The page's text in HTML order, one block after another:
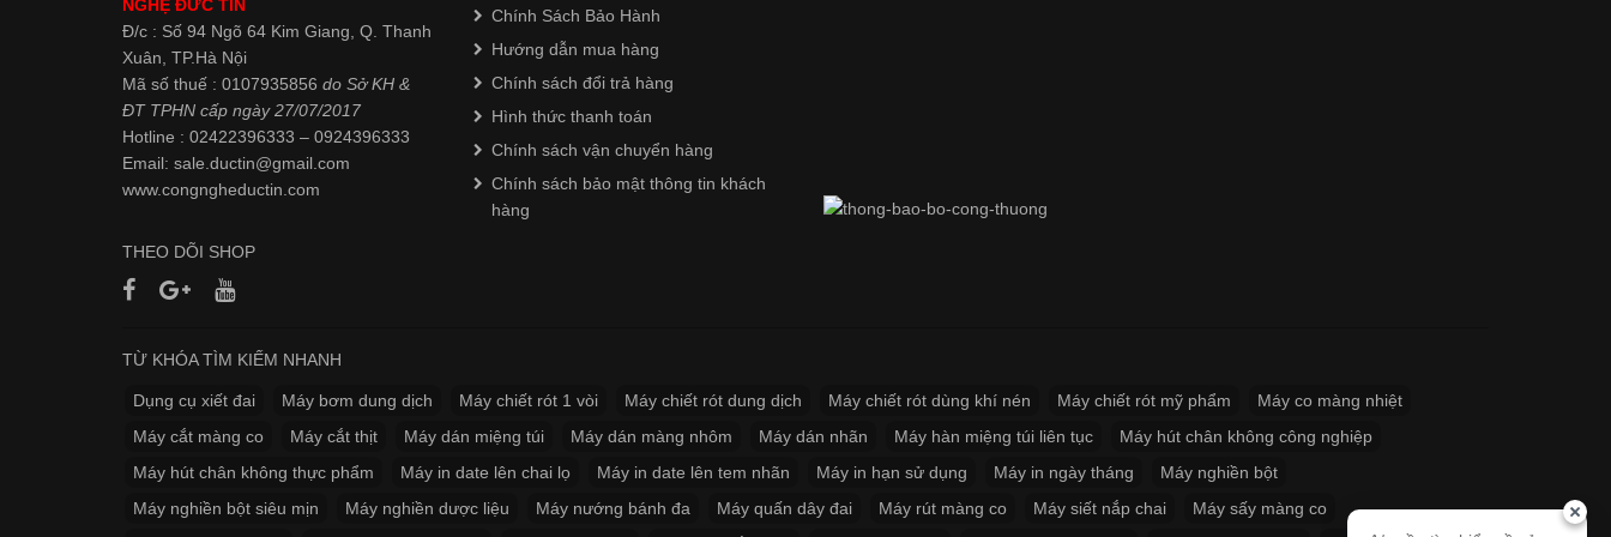
NGHỆ ĐỨC TÍN
Đ/c : Số 94 Ngõ 64 Kim Giang, Q. Thanh
Xuân, TP.Hà Nội
Mã số thuế : 0107935856 do Sở KH &
ĐT TPHN cấp ngày 27/07/2017
Hotline : 02422396333 – 0924396333
Email: sale.ductin@gmail.com
www.congngheductin.com
THEO DÕI SHOP
Chính Sách Bảo Hành
Hướng dẫn mua hàng
Chính sách đổi trả hàng
Hình thức thanh toán
Chính sách vận chuyển hàng
Chính sách bảo mật thông tin khách
hàng
TỪ KHÓA TÌM KIẾM NHANH
Dụng cụ xiết đai Máy bơm dung dịch Máy chiết rót 1 vòi Máy chiết rót dung dịch Máy chiết rót dùng khí nén Máy chiết rót mỹ phẩm
Máy co màng nhiệt
Máy cắt màng co
Máy cắt thịt Máy dán miệng túi Máy dán màng nhôm Máy dán nhãn Máy hàn miệng túi liên tục
Máy hút chân không công nghiệp
Máy hút chân không thực phẩm
Máy in date lên chai lọ Máy in date lên tem nhãn Máy in hạn sử dụng Máy in ngày tháng
Máy nghiền bột
Máy nghiền bột siêu mịn
Máy nghiền dược liệu Máy nướng bánh đa Máy quấn dây đai Máy rút màng co Máy siết nắp chai
Máy sấy màng co